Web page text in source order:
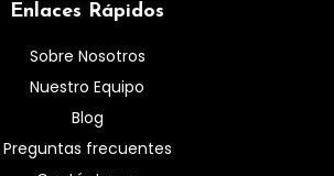
Enlaces Rápidos
Sobre Nosotros
Nuestro Equipo
Blog
Preguntas frecuentes